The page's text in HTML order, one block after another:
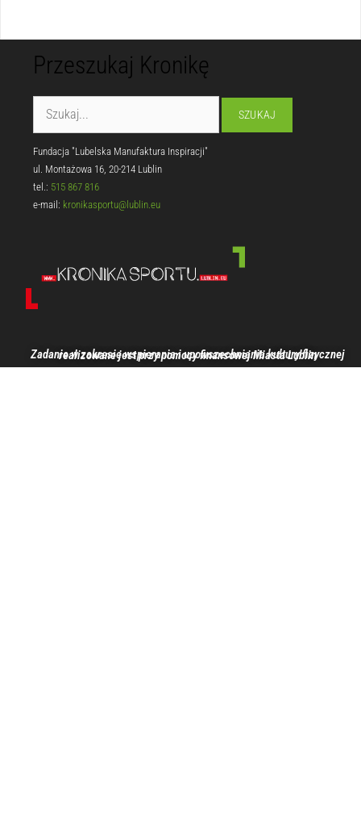
Przeszukaj Kronikę
Fundacja "Lubelska Manufaktura Inspiracji"
ul. Montażowa 16, 20-214 Lublin
tel.: 515 867 816
e-mail: kronikasportu@lublin.eu
Zadanie w zakresie wspierania i upowszechniania kultury fizycznej realizowane jest przy pomocy finansowej Miasta Lublin